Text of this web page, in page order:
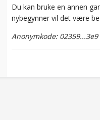
Du kan bruke en annen
nybegynner vil det være
Anonymkode: 02359...3e9